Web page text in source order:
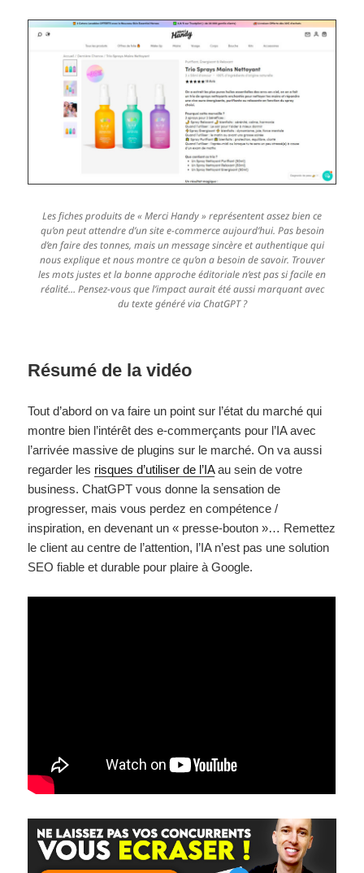
Les fiches produits de « Merci Handy » représentent assez bien ce
qu’on peut attendre d’un site e-commerce aujourd’hui. Pas besoin
d’en faire des tonnes, mais un message sincère et authentique qui
nous explique et nous montre ce qu’on a besoin de savoir. Trouver
les mots justes et la bonne approche éditoriale n’est pas si facile en
réalité… Pensez-vous que l’impact aurait été aussi marquant avec
du texte généré via ChatGPT ?
Résumé de la vidéo
Tout d’abord on va faire un point sur l’état du marché qui
montre bien l’intérêt des e-commerçants pour l’IA avec
l’arrivée massive de plugins sur le marché. On va aussi
regarder les risques d’utiliser de l’IAau sein de votre
business. ChatGPT vous donne la sensation de
progresser, mais vous perdez en compétence /
inspiration, en devenant un « presse-bouton »… Remettez
le client au centre de l’attention, l’IA n’est pas une solution
SEO fiable et durable pour plaire à Google.